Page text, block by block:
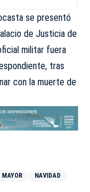
se presentó
de Justicia de
militar fuera
tras
con la muerte de
MAYOR NAVIDAD